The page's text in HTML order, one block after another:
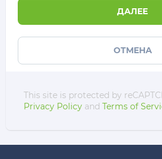
ДАЛЕЕ
ОТМЕНА
This site is protected by
Privacy Policy and Terms of